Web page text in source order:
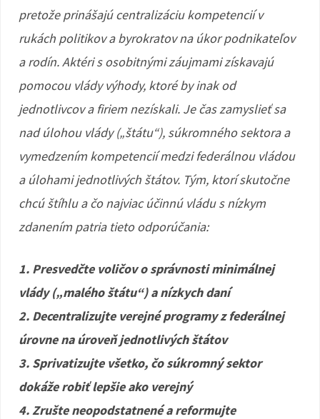
pretože prinášajú centralizáciu kompetencií v
rukách politikov a byrokratov na úkor podnikateľov
a rodín. Aktéri s osobitnými záujmami získavajú
pomocou vlády výhody, ktoré by inak od
jednotlivcov a firiem nezískali. Je čas zamyslieť sa
nad úlohou vlády („štátu“), súkromného sektora a
vymedzením kompetencií medzi federálnou vládou
a úlohami jednotlivých štátov. Tým, ktorí skutočne
chcú štíhlu a čo najviac účinnú vládu s nízkym
zdanením patria tieto odporúčania:
1. Presvedčte voličov o správnosti minimálnej
vlády („malého štátu“) a nízkych daní
2. Decentralizujte verejné programy z federálnej
úrovne na úroveň jednotlivých štátov
3. Sprivatizujte všetko, čo súkromný sektor
dokáže robiť lepšie ako verejný
4. Zrušte neopodstatnené a reformujte